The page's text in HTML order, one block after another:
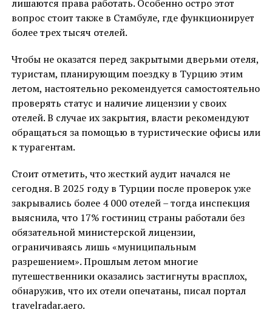
лишаются права работать. Особенно остро этот
вопрос стоит также в Стамбуле, где функционирует
более трех тысяч отелей.
Чтобы не оказатся перед закрытыми дверьми отеля,
туристам, планирующим поездку в Турцию этим
летом, настоятельно рекомендуется самостоятельно
проверять статус и наличие лицензии у своих
отелей. В случае их закрытия, власти рекомендуют
обращаться за помощью в туристические офисы или
к турагентам.
Стоит отметить, что жесткий аудит начался не
сегодня. В 2025 году в Турции после проверок уже
закрывались более 4 000 отелей – тогда инспекция
выяснила, что 17% гостиниц страны работали без
обязательной министерской лицензии,
ограничиваясь лишь «муниципальным
разрешением». Прошлым летом многие
путешественники оказались застигнуты врасплох,
обнаружив, что их отели опечатаны, писал портал
travelradar.aero.